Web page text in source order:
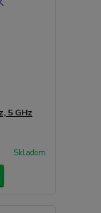
5 GHz
Skladom